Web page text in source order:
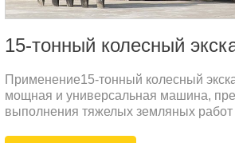
15-тонный колесный
Применение15-тонный колесный
мощная и универсальная машина,
выполнения тяжелых земляных